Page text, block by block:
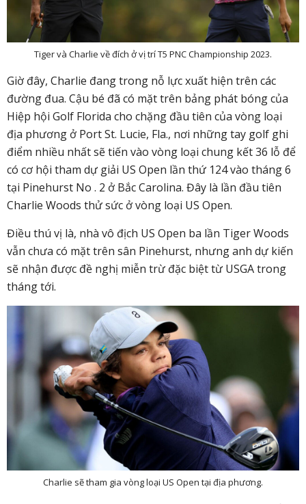
Tiger và Charlie về đích ở vị trí T5 PNC Championship 2023.
Giờ đây, Charlie đang trong nỗ lực xuất hiện trên các
đường đua. Cậu bé đã có mặt trên bảng phát bóng của
Hiệp hội Golf Florida cho chặng đầu tiên của vòng loại
địa phương ở Port St. Lucie, Fla., nơi những tay golf ghi
điểm nhiều nhất sẽ tiến vào vòng loại chung kết 36 lỗ để
có cơ hội tham dự giải US Open lần thứ 124 vào tháng 6
tại Pinehurst No . 2 ở Bắc Carolina. Đây là lần đầu tiên
Charlie Woods thử sức ở vòng loại US Open.
Điều thú vị là, nhà vô địch US Open ba lần Tiger Woods
vẫn chưa có mặt trên sân Pinehurst, nhưng anh dự kiến ​​
sẽ nhận được đề nghị miễn trừ đặc biệt từ USGA trong
tháng tới.
Charlie sẽ tham gia vòng loại US Open tại địa phương.